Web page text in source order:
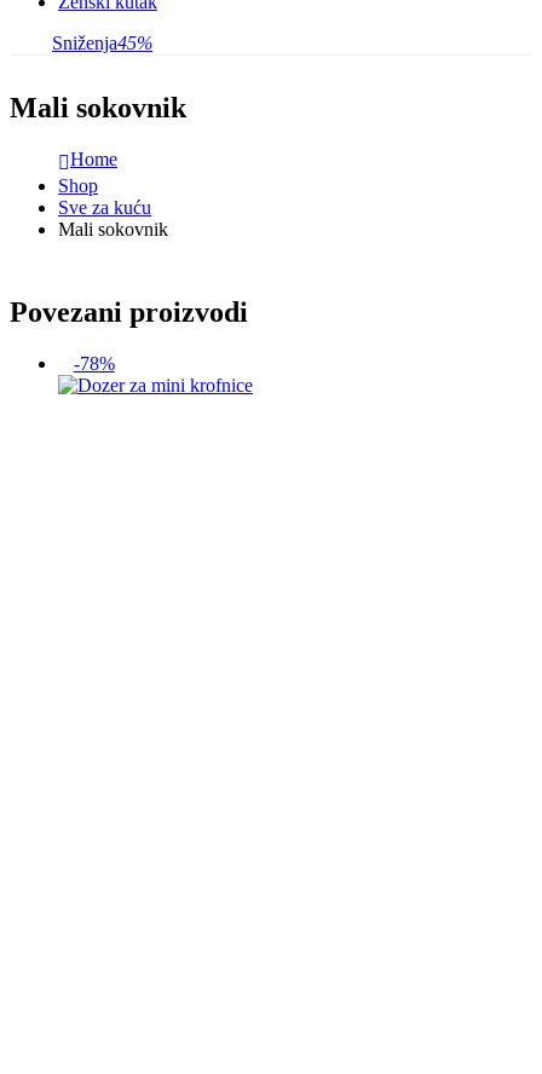
Sniženja45%
Mali sokovnik
Home
Shop
Sve za kuću
Mali sokovnik
Povezani proizvodi
-78%